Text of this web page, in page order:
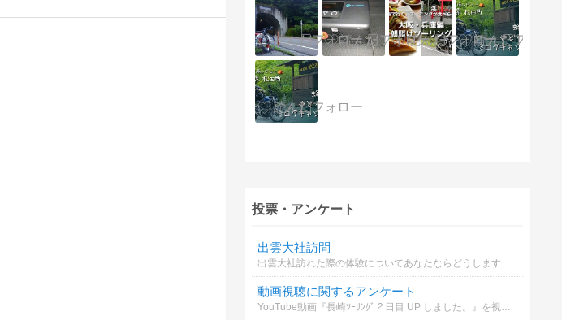
投票・アンケート
出雲大社訪問
出雲大社訪れた際の体験についてあなたならどうしますか？
動画視聴に関するアンケート
YouTube動画『長崎ﾂｰﾘﾝｸﾞ２日目 UP しました。』を視聴しますか？